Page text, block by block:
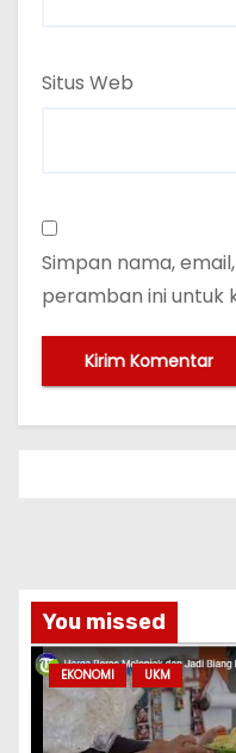
Situs Web
Simpan nama,
peramban ini untuk
You missed
EKONOMI UKM